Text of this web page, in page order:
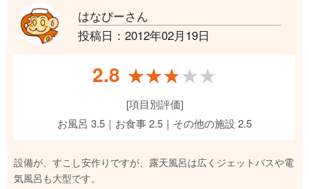
はなぴーさん
投稿日：2012年02月19日
2.8 ★★★★★
★★★★★
[項目別評価]
お風呂 3.5｜お食事 2.5｜その他の施設 2.5
設備が、すこし安作りですが、露天風呂は広くジェットバスや電
気風呂も大型です。